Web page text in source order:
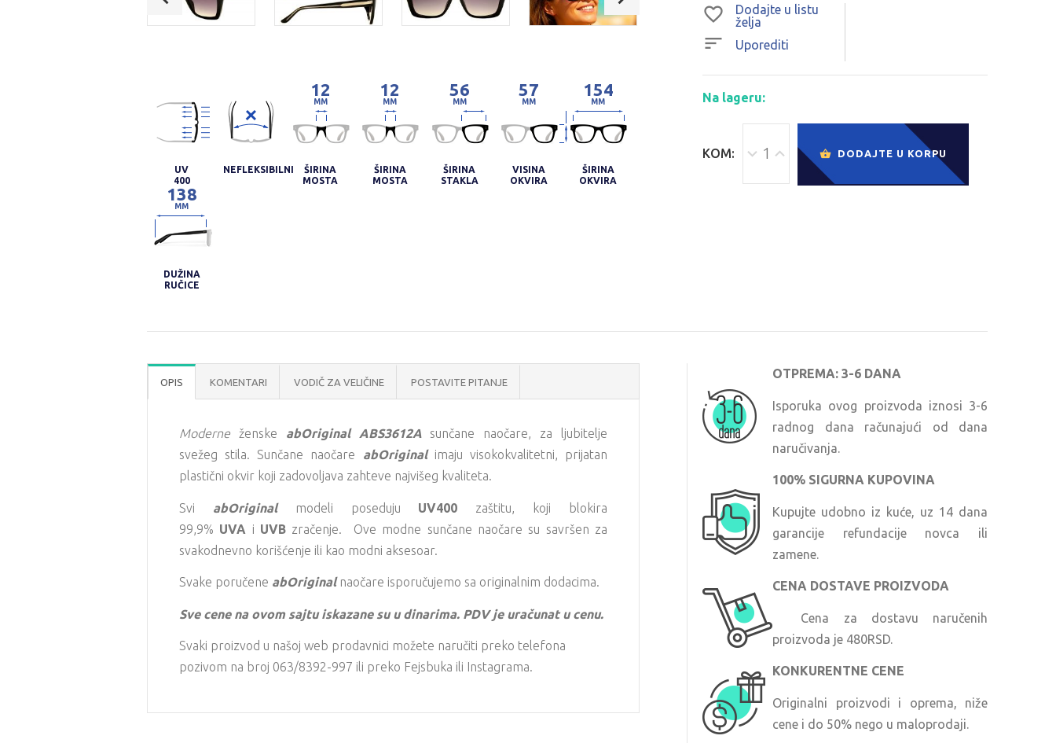
UV
400
NEFLEKSIBILNI
12
MM
ŠIRINA
MOSTA
12
MM
ŠIRINA
MOSTA
56
MM
ŠIRINA
STAKLA
57
MM
VISINA
OKVIRA
154
MM
ŠIRINA
OKVIRA
138
MM
DUŽINA
RUČICE
Dodajte u listu
želja
Uporediti
Na lageru:
KOM: DODAJTE U KORPU
OPIS KOMENTARI VODIČ ZA VELIČINE POSTAVITE PITANJE
Moderne ženske abOriginal ABS3612Asunčane naočare, za ljubitelje
svežeg stila. Sunčane naočare abOriginal imaju visokokvalitetni, prijatan
plastični okvir koji zadovoljava zahteve najvišeg kvaliteta.
Svi abOriginal modeli poseduju UV400 zaštitu, koji blokira
99,9% UVA i UVB zračenje. Ove modne sunčane naočare su savršen za
svakodnevno korišćenje ili kao modni aksesoar.
Svake poručene abOriginal naočare isporučujemo sa originalnim dodacima.
Sve cene na ovom sajtu iskazane su u dinarima. PDV je uračunat u cenu.
Svaki proizvod u našoj web prodavnici možete naručiti preko telefona
pozivom na broj 063/8392-997 ili preko Fejsbuka ili Instagrama.
OTPREMA: 3-6 DANA
Isporuka ovog proizvoda iznosi 3-6
radnog dana računajući od dana
naručivanja.
100% SIGURNA KUPOVINA
Kupujte udobno iz kuće, uz 14 dana
garancije refundacije novca ili
zamene.
CENA DOSTAVE PROIZVODA
Cena za dostavu naručenih
proizvoda je 480RSD.
KONKURENTNE CENE
Originalni proizvodi i oprema, niže
cene i do 50% nego u maloprodaji.